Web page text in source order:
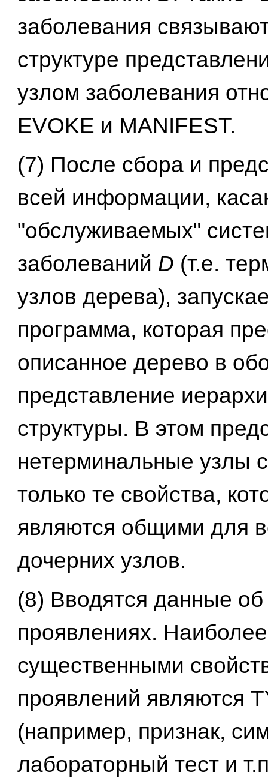
заболевания
структуре
узлом заболевания
EVOKE и MANIFEST.
(7) После сбора и
всей информации,
"обслуживаемых"
заболеваний D (т.е.
узлов дерева),
программа, которая
описанное дерево в
представление
структуры. В этом
нетерминальные узлы
только те свойства,
являются общими для
дочерних узлов.
(8) Вводятся данные
проявлениях. Наиболее
существенными
проявлений являются
(например, признак,
лабораторный тест и